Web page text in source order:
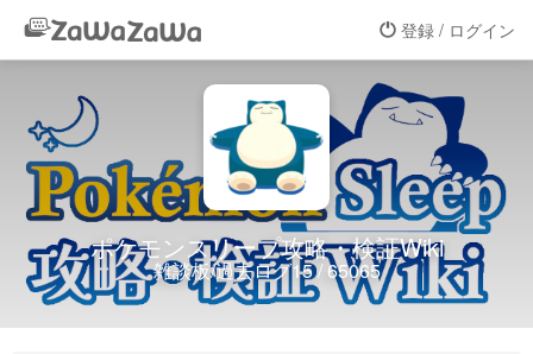
登録 / ログイン
ポケモンスリープ攻略・検証Wiki
雑談板/過去ログ15 / 65065